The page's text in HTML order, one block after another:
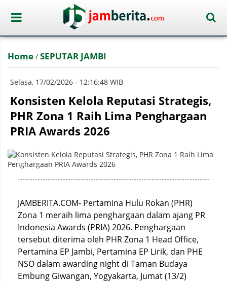
Home / SEPUTAR JAMBI
Selasa, 17/02/2026 - 12:16:48 WIB
Konsisten Kelola Reputasi Strategis,
PHR Zona 1 Raih Lima Penghargaan
PRIA Awards 2026
JAMBERITA.COM- Pertamina Hulu Rokan (PHR)
Zona 1 meraih lima penghargaan dalam ajang PR
Indonesia Awards (PRIA) 2026. Penghargaan
tersebut diterima oleh PHR Zona 1 Head Office,
Pertamina EP Jambi, Pertamina EP Lirik, dan PHE
NSO dalam awarding night di Taman Budaya
Embung Giwangan, Yogyakarta, Jumat (13/2)